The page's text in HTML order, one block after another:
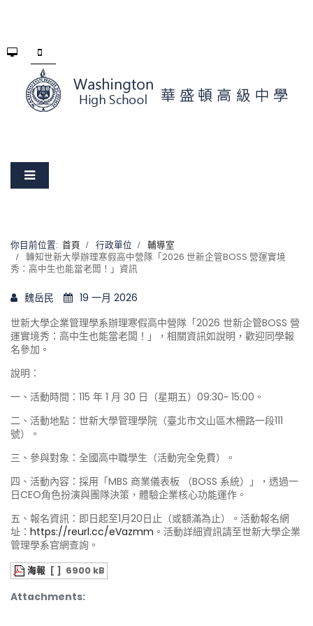
你目前位置: 首頁 行政單位
輔導室
轉知世新大學辦理寒假高中營隊「2026 世新企管BOSS 營運實境
秀：高中生也能當老闆！」資訊
魏岳民
19 一月 2026
世新大學企業管理學系辦理寒假高中營隊「2026 世新企管BOSS 營
運實境秀：高中生也能當老闆！」，相關資訊如說明，歡迎同學報
名參加。
說明：
一、活動時間：115 年 1 月 30 日（星期五）09:30~ 15:00。
二、活動地點：世新大學管理學院（臺北市文山區木柵路一段111
號）。
三、參與對象：全國高中職學生（活動完全免費）。
四、活動內容：採用「MBS 商業儀表板 （BOSS 系統）」，透過一
日CEO角色扮演與團隊決策，體驗企業核心功能運作。
五、報名資訊：即日起至1月20日止（或額滿為止）。活動報名網
址： https://reurl.cc/eVazmm 。活動詳細資訊請至世新大學企業
管理學系官網查詢。
Attachments:
海報 [ ] 6900 kB